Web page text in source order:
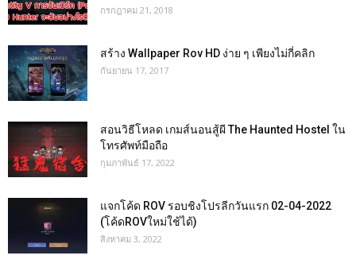
กรกฎาคม 21, 2018
สร้าง Wallpaper Rov HD ง่าย ๆ เพียงไม่กี่คลิก
กันยายน 17, 2017
สอนวิธีโหลด เกมส์นอนสู้ผี The Haunted Hostel ใน
โทรศัพท์มือถือ
กุมภาพันธ์ 17, 2022
แจกโค้ด ROV รอบชิงโปรลีกวันแรก 02-04-2022
(โค้ดROVใหม่ใช้ได้)
สิงหาคม 3, 2022